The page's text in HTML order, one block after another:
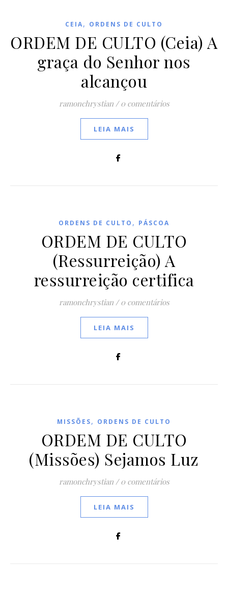
CEIA, ORDENS DE CULTO
ORDEM DE CULTO (Ceia) A
graça do Senhor nos
alcançou
ramonchrystian / 0 comentários
LEIA MAIS
ORDENS DE CULTO , PÁSCOA
ORDEM DE CULTO
(Ressurreição) A
ressurreição certifica
ramonchrystian / 0 comentários
LEIA MAIS
MISSÕES, ORDENS DE CULTO
ORDEM DE CULTO
(Missões) Sejamos Luz
ramonchrystian / 0 comentários
LEIA MAIS